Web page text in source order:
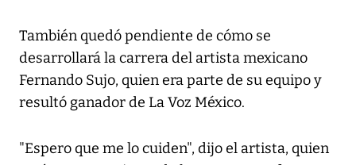
También quedó pendiente de cómo se
desarrollará la carrera del artista mexicano
Fernando Sujo, quien era parte de su equipo y
resultó ganador de La Voz México.
"Espero que me lo cuiden", dijo el artista, quien